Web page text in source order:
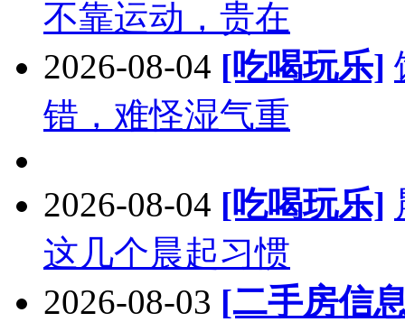
不靠运动，贵在
2026-08-04 [吃喝玩乐]
错，难怪湿气重
2026-08-04 [吃喝玩乐]
这几个晨起习惯
2026-08-03 [二手房信